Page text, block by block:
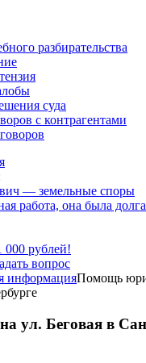
разбирательства
суда
с контрагентами
работа, она была
000 рублей!
информацияПомощь
ул. Беговая в